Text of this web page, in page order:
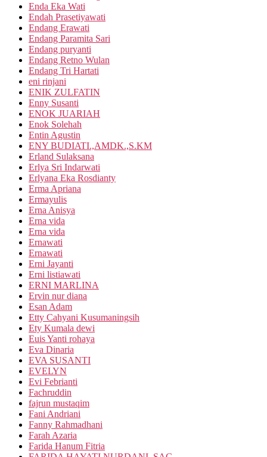
Enda Eka Wati
Endah Prasetiyawati
Endang Erawati
Endang Paramita Sari
Endang puryanti
Endang Retno Wulan
Endang Tri Hartati
eni rinjani
ENIK ZULFATIN
Enny Susanti
ENOK JUARIAH
Enok Solehah
Entin Agustin
ENY BUDIATI.,AMDK.,S.KM
Erland Sulaksana
Erlya Sri Indarwati
Erlyana Eka Rosdianty
Erma Apriana
Ermayulis
Erna Anisya
Erna vida
Erna vida
Ernawati
Ernawati
Erni Jayanti
Erni listiawati
ERNI MARLINA
Ervin nur diana
Esan Adam
Etty Cahyani Kusumaningsih
Ety Kumala dewi
Euis Yanti rohaya
Eva Dinaria
EVA SUSANTI
EVELYN
Evi Febrianti
Fachruddin
fajrun mustaqim
Fani Andriani
Fanny Rahmadhani
Farah Azaria
Farida Hanum Fitria